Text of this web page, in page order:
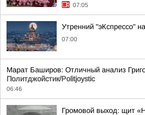
07:05
Утренний "эКспрессо"
07:00
Марат Баширов: Отличный анализ
Политджойстик/Politjoystic
06:46
Громовой выход: щит